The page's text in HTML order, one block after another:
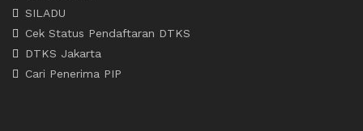
SILADU
Cek Status Pendaftaran DTKS
DTKS Jakarta
Cari Penerima PIP